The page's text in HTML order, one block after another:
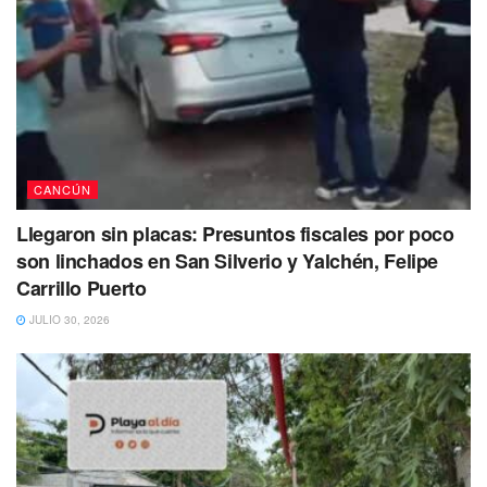
CANCÚN
Llegaron sin placas: Presuntos fiscales por poco
son linchados en San Silverio y Yalchén, Felipe
Carrillo Puerto
JULIO 30, 2026